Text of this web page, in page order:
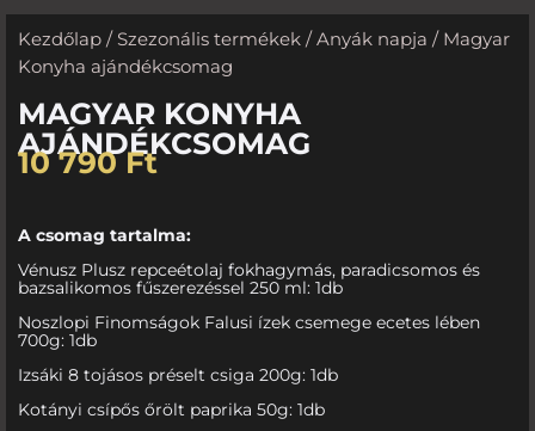
Kezdőlap / Szezonális termékek /Anyák napja / Magyar
Konyha ajándékcsomag
MAGYAR KONYHA
AJÁNDÉKCSOMAG
10 790Ft
A csomag tartalma:
Vénusz Plusz repceétolaj fokhagymás, paradicsomos és
bazsalikomos fűszerezéssel 250 ml: 1db
Noszlopi Finomságok Falusi ízek csemege ecetes lében
700g: 1db
Izsáki 8 tojásos préselt csiga 200g: 1db
Kotányi csípős őrölt paprika 50g: 1db